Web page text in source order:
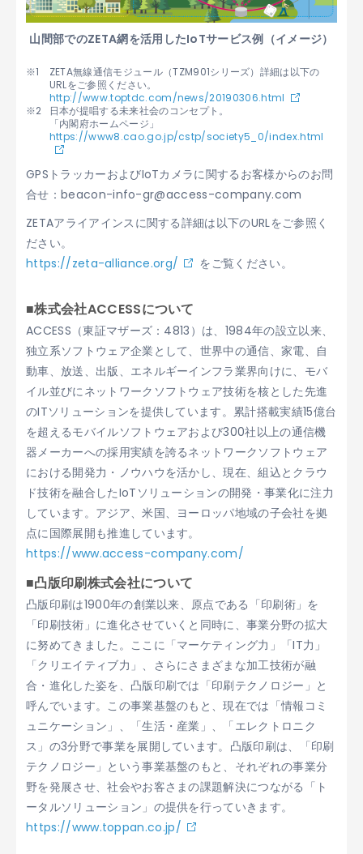
山間部でのZETA網を活用したIoTサービス例（イメージ）
ZETA無線通信モジュール（TZM901シリーズ）詳細は以下の
URLをご参照ください。
http://www.toptdc.com/news/20190306.html
日本が提唱する未来社会のコンセプト。
「内閣府ホームページ」
https://www8.cao.go.jp/cstp/society5_0/index.html
GPSトラッカーおよびIoTカメラに関するお客様からのお問
合せ：beacon-info-gr@access-company.com
ZETAアライアインスに関する詳細は以下のURLをご参照く
ださい。
https://zeta-alliance.org/
をご覧ください。
■株式会社ACCESSについて
ACCESS（東証マザーズ：4813）は、1984年の設立以来、
独立系ソフトウェア企業として、世界中の通信、家電、自
動車、放送、出版、エネルギーインフラ業界向けに、モバ
イル並びにネットワークソフトウェア技術を核とした先進
のITソリューションを提供しています。累計搭載実績15億台
を超えるモバイルソフトウェアおよび300社以上の通信機
器メーカーへの採用実績を誇るネットワークソフトウェア
における開発力・ノウハウを活かし、現在、組込とクラウ
ド技術を融合したIoTソリューションの開発・事業化に注力
しています。アジア、米国、ヨーロッパ地域の子会社を拠
点に国際展開も推進しています。
https://www.access-company.com/
■凸版印刷株式会社について
凸版印刷は1900年の創業以来、原点である「印刷術」を
「印刷技術」に進化させていくと同時に、事業分野の拡大
に努めてきました。ここに「マーケティング力」「IT力」
「クリエイティブ力」、さらにさまざまな加工技術が融
合・進化した姿を、凸版印刷では「印刷テクノロジー」と
呼んでいます。この事業基盤のもと、現在では「情報コミ
ュニケーション」、「生活・産業」、「エレクトロニク
ス」の3分野で事業を展開しています。凸版印刷は、「印刷
テクノロジー」という事業基盤のもと、それぞれの事業分
野を発展させ、社会やお客さまの課題解決につながる「ト
ータルソリューション」の提供を行っていきます。
https://www.toppan.co.jp/